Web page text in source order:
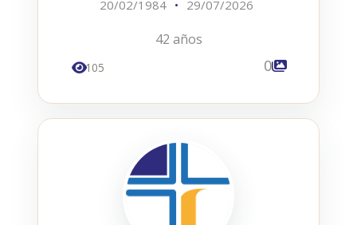
20/02/1984 • 29/07/2026
42 años
105 0